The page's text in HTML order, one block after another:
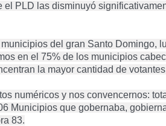
el PLD las disminuyó
del gran Santo Domingo,
en el 75% de los municipios
la mayor cantidad de
numéricos y nos convencernos:
Municipios que gobernaba,
83.